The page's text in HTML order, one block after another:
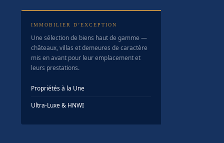
IMMOBILIER D’EXCEPTION
Une sélection de biens haut de gamme —
châteaux, villas et demeures de caractère
mis en avant pour leur emplacement et
leurs prestations.
Propriétés à la Une
Ultra-Luxe & HNWI